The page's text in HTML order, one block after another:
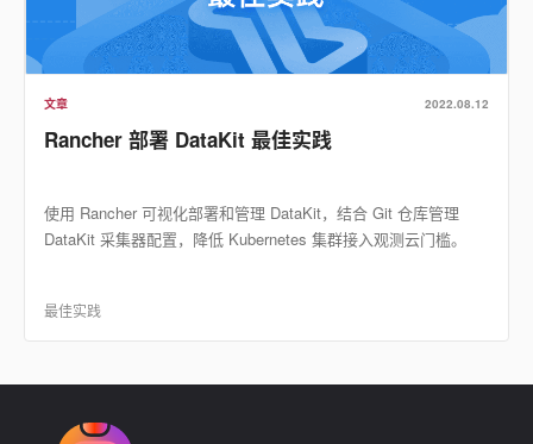
文章 2022.08.12
Rancher 部署 DataKit 最佳实践
使用 Rancher 可视化部署和管理 DataKit，结合 Git 仓库管理
DataKit 采集器配置，降低 Kubernetes 集群接入观测云门槛。
最佳实践